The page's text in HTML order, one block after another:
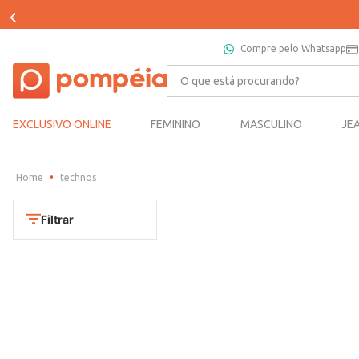
Compre pelo Whatsapp
O que está procurando?
EXCLUSIVO ONLINE FEMININO MASCULINO
technos
Filtrar